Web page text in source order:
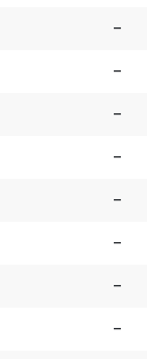
-
-
-
-
-
-
-
-